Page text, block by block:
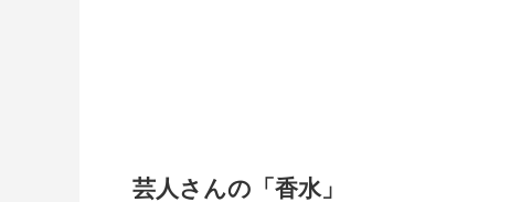
芸人さんの「香水」